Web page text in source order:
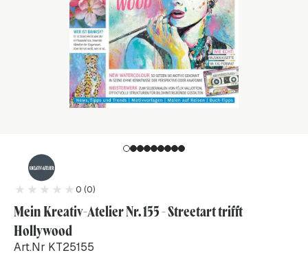
0 (0)
Mein Kreativ-Atelier Nr. 155 - Streetart trifft
Hollywood
Art.Nr KT25155